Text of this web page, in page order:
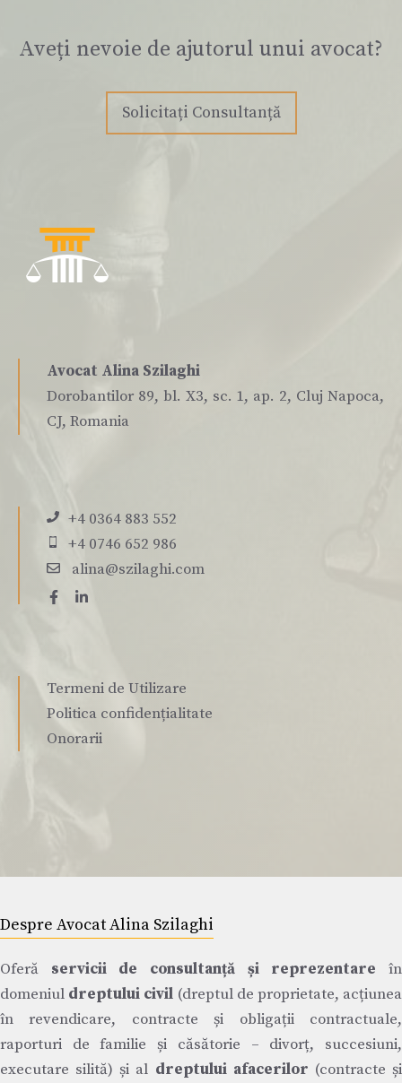
Aveți nevoie de ajutorul unui avocat?
Solicitați Consultanță
Avocat Alina Szilaghi
Dorobantilor 89, bl. X3, sc. 1, ap. 2, Cluj Napoca,
CJ, Romania
+4 0364 883 552
+4 0746 652 986
alina@szilaghi.com
Termeni de Utilizare
Politica confidențialitate
Onorarii
Despre Avocat Alina Szilaghi
Oferă servicii de consultanță și reprezentare în
domeniul dreptului civil (dreptul de proprietate, acțiunea
în revendicare, contracte și obligații contractuale,
raporturi de familie și căsătorie – divorț, succesiuni,
executare silită) și al dreptului afacerilor (contracte și